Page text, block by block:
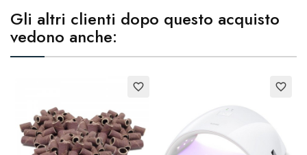
Gli altri clienti dopo questo acquisto
vedono anche:
favorite_border favorite_border
Nome lista dei desideri